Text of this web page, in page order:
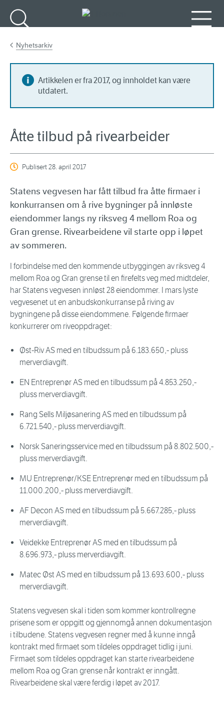
Nyhetsarkiv
Artikkelen er fra 2017, og innholdet kan være
utdatert.
Åtte tilbud på rivearbeider
Publisert28. april 2017
Statens vegvesen har fått tilbud fra åtte firmaer i
konkurransen om å rive bygninger på innløste
eiendommer langs ny riksveg 4 mellom Roa og
Gran grense. Rivearbeidene vil starte opp i løpet
av sommeren.
I forbindelse med den kommende utbyggingen av riksveg 4
mellom Roa og Gran grense til en firefelts veg med midtdeler,
har Statens vegvesen innløst 28 eiendommer. I mars lyste
vegvesenet ut en anbudskonkurranse på riving av
bygningene på disse eiendommene. Følgende firmaer
konkurrerer om riveoppdraget:
Øst-Riv AS med en tilbudssum på 6.183.650,- pluss
merverdiavgift.
EN Entreprenør AS med en tilbudssum på 4.853.250,-
pluss merverdiavgift.
Rang Sells Miljøsanering AS med en tilbudssum på
6.721.540,- pluss merverdiavgift.
Norsk Saneringsservice med en tilbudssum på 8.802.500,-
pluss merverdiavgift.
MU Entreprenør/KSE Entreprenør med en tilbudssum på
11.000.200,- pluss merverdiavgift.
AF Decon AS med en tilbudssum på 5.667.285,- pluss
merverdiavgift.
Veidekke Entreprenør AS med en tilbudssum på
8.696.973,- pluss merverdiavgift.
Matec Øst AS med en tilbudssum på 13.693.600,- pluss
merverdiavgift.
Statens vegvesen skal i tiden som kommer kontrollregne
prisene som er oppgitt og gjennomgå annen dokumentasjon
i tilbudene. Statens vegvesen regner med å kunne inngå
kontrakt med firmaet som tildeles oppdraget tidlig i juni.
Firmaet som tildeles oppdraget kan starte rivearbeidene
mellom Roa og Gran grense når kontrakt er inngått.
Rivearbeidene skal være ferdig i løpet av 2017.